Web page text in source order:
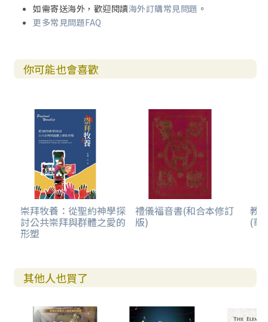
如需寄送海外，歡迎閱讀海外訂購常見問題 。
更多常見問題FAQ
你可能也會喜歡
崇拜牧養：從聖約神學探
討公共崇拜與群體之愛的
形塑
禮儀福音書(和合本修訂
版)
教
(華
其他人也買了